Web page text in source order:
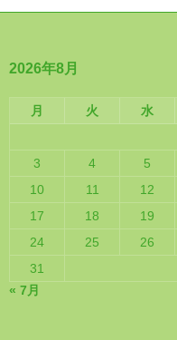
2026年8月
月 火 水
3
4 5
10
11 12
17
18 19
24
25 26
31
« 7月